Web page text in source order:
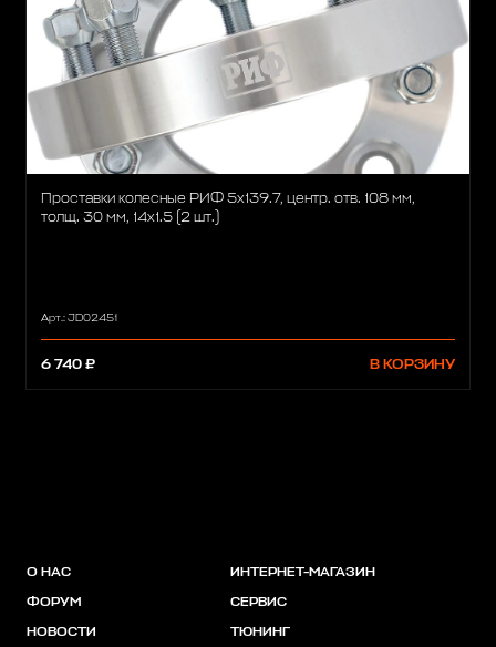
Проставки колесные РИФ 5x139.7, центр. отв. 108 мм,
толщ. 30 мм, 14x1.5 (2 шт.)
Арт.: JD02451
6 740 ₽ В КОРЗИНУ
О НАС
ФОРУМ
НОВОСТИ
ИНТЕРНЕТ-МАГАЗИН
СЕРВИС
ТЮНИНГ